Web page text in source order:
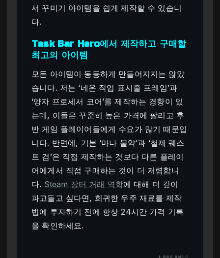
서 꾸미기 아이템을 쉽게 제작할 수 있습니
다.
Task Bar Hero에서 제작하고 구매할
최고의 아이템
모든 아이템이 동등하게 만들어지지는 않았
습니다. 저는 ‘네온 작업 표시줄 프레임’과
‘양자 프로세서 코어’를 제작하는 경향이 있
는데, 이들은 꾸준히 높은 가격에 팔리고 후
반 게임 플레이어들에게 수요가 많기 때문입
니다. 반면에, 기본 ‘마나 물약’과 ‘철제 퀘스
트 검’은 직접 제작하는 것보다 다른 플레이
어에게서 직접 구매하는 것이 더 저렴합니
다. Steam 장터 거래 역학에 대해 더 깊이
파고들고 싶다면, 희귀한 우주 재료를 제작
법에 투자하기 전에 항상 24시간 가격 기록
을 확인하세요.
↑ 목차로 돌아가기